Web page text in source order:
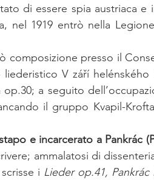
di essere spia austriaca e
nel 1919 entrò nella
composizione presso il
V září helénského
a seguito
il gruppo Kvapil-
e incarcerato a Pankrác
ammalatosi di
i Lieder op.41,